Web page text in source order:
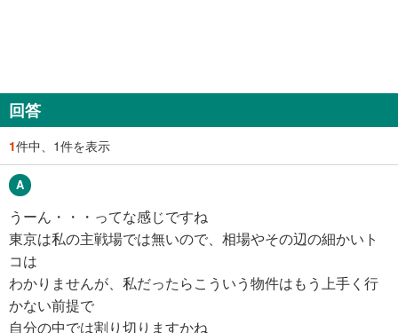
回答
1件中、1件を表示
うーん・・・ってな感じですね
東京は私の主戦場では無いので、相場やその辺の細かいト
コは
わかりませんが、私だったらこういう物件はもう上手く行
かない前提で
自分の中では割り切りますかね